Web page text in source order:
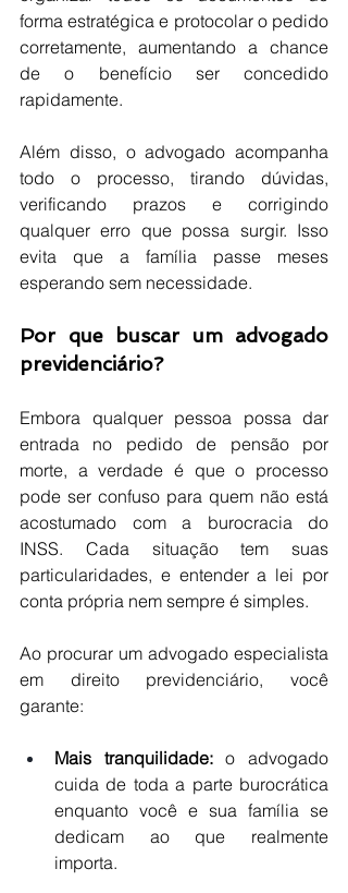
forma estratégica e protocolar o pedido
corretamente, aumentando a chance
de o benefício ser concedido
rapidamente.
Além disso, o advogado acompanha
todo o processo, tirando dúvidas,
verificando prazos e corrigindo
qualquer erro que possa surgir. Isso
evita que a família passe meses
esperando sem necessidade.
Por que buscar um advogado
previdenciário?
Embora qualquer pessoa possa dar
entrada no pedido de pensão por
morte, a verdade é que o processo
pode ser confuso para quem não está
acostumado com a burocracia do
INSS. Cada situação tem suas
particularidades, e entender a lei por
conta própria nem sempre é simples.
Ao procurar um advogado especialista
em direito previdenciário, você
garante:
Mais tranquilidade: o advogado
cuida de toda a parte burocrática
enquanto você e sua família se
dedicam ao que realmente
importa.